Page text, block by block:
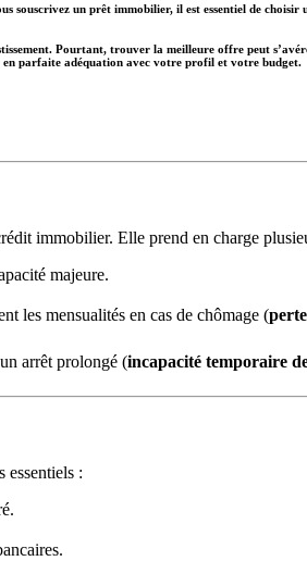
souscrivez un prêt immobilier, il est essentiel de choisir
Pourtant, trouver la meilleure offre peut
en parfaite adéquation avec votre profil et votre budget.
immobilier. Elle prend en charge
majeure.
les mensualités en cas de chômage (
arrêt prolongé (incapacité temporaire
essentiels :